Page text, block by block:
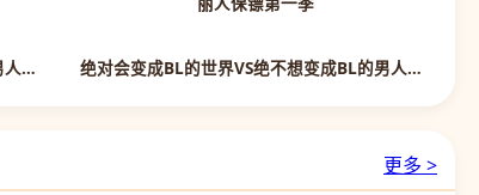
绝对会变成BL的世界VS绝不想变成BL的男人2024 绝对会变成BL的世界VS绝不想变成BL的男人第三季
更多 >
第2期 正片